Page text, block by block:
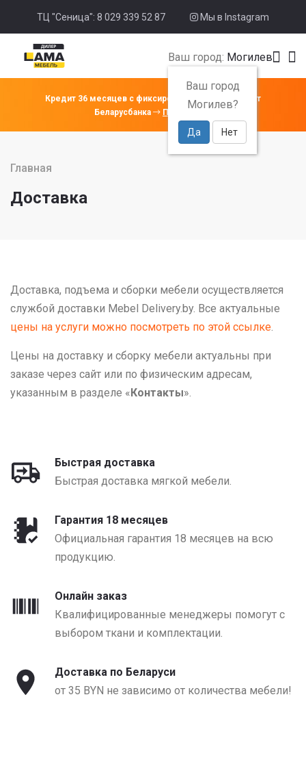
ТЦ "Сеница": 8 029 339 52 87 Мы в Instagram
Ваш город: Могилев
Ваш город
Могилев?
Да Нет
Кредит 36 месяцев с фиксированной ставкой 4% от
Беларусбанка
Подробнее
Главная
Доставка
Доставка, подъема и сборки мебели осуществляется
службой доставки Mebel Delivery.by. Все актуальные
цены на услуги можно посмотреть по этой ссылке.
Цены на доставку и сборку мебели актуальны при
заказе через сайт или по физическим адресам,
указанным в разделе «Контакты».
Быстрая доставка
Быстрая доставка мягкой мебели.
Гарантия 18 месяцев
Официальная гарантия 18 месяцев на всю
продукцию.
Онлайн заказ
Квалифицированные менеджеры помогут с
выбором ткани и комплектации.
Доставка по Беларуси
от 35 BYN не зависимо от количества мебели!